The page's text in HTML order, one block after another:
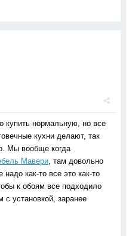
купить нормальную, но все
кухни делают, так
Мы вообще когда
Мавери , там довольно
как-то все это как-то
к обоям все подходило
с установкой, заранее